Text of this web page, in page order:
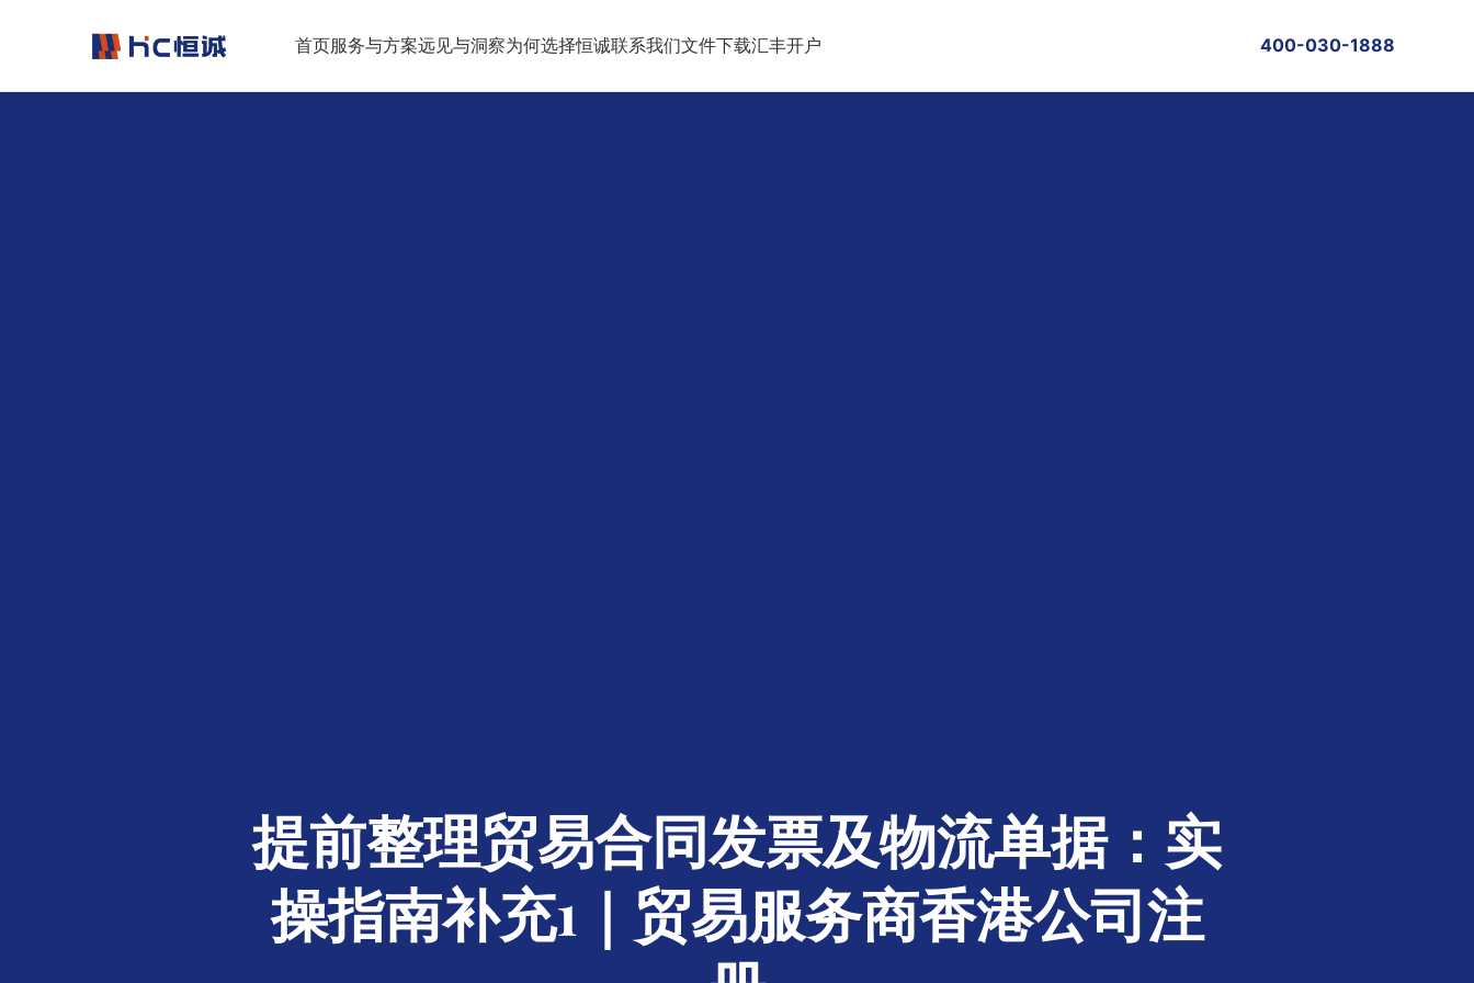
首页服务与方案远见与洞察为何选择恒诚联系我们文件下载汇丰开户 400-030-1888
提前整理贸易合同发票及物流单据：实
操指南补充1｜贸易服务商香港公司注